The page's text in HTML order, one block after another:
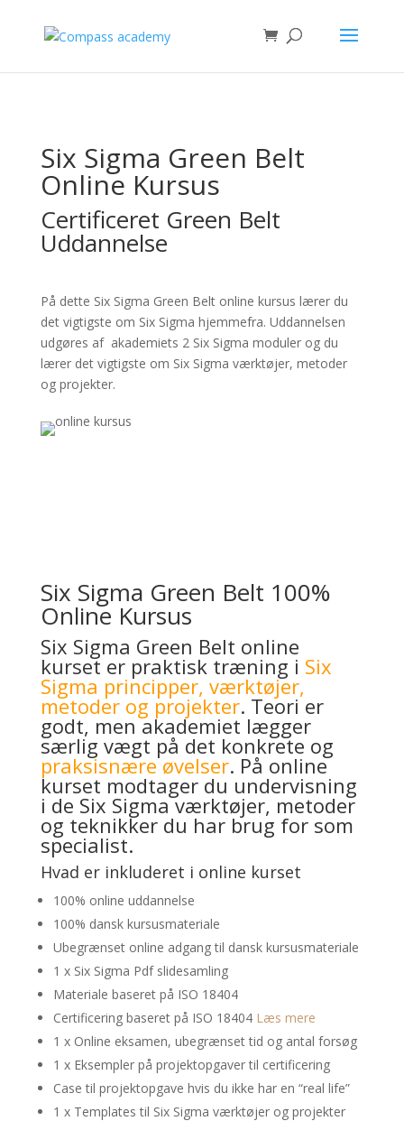
Six Sigma Green Belt
Online Kursus
Certificeret Green Belt
Uddannelse
På dette Six Sigma Green Belt online kursus lærer du
det vigtigste om Six Sigma hjemmefra. Uddannelsen
udgøres af akademiets 2 Six Sigma moduler og du
lærer det vigtigste om Six Sigma værktøjer, metoder
og projekter.
Six Sigma Green Belt 100%
Online Kursus
Six Sigma Green Belt online
kurset er praktisk træning i Six
Sigma principper, værktøjer,
metoder og projekter. Teori er
godt, men akademiet lægger
særlig vægt på det konkrete og
praksisnære øvelser. På online
kurset modtager du undervisning
i de Six Sigma værktøjer, metoder
og teknikker du har brug for som
specialist.
Hvad er inkluderet i online kurset
100% online uddannelse
100% dansk kursusmateriale
Ubegrænset online adgang til dansk kursusmateriale
1 x Six Sigma Pdf slidesamling
Materiale baseret på ISO 18404
Certificering baseret på ISO 18404 Læs mere
1 x Online eksamen, ubegrænset tid og antal forsøg
1 x Eksempler på projektopgaver til certificering
Case til projektopgave hvis du ikke har en “real life”
1 x Templates til Six Sigma værktøjer og projekter